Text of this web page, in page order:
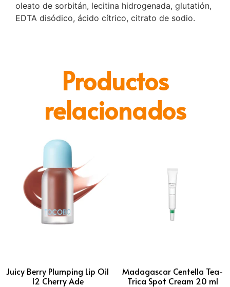
oleato de sorbitán, lecitina hidrogenada, glutatión,
EDTA disódico, ácido cítrico, citrato de sodio.
Productos
relacionados
Juicy Berry Plumping Lip Oil
12 Cherry Ade
Madagascar Centella Tea-
Trica Spot Cream 20 ml